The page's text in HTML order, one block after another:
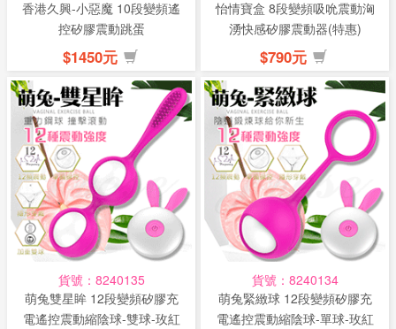
香港久興-小惡魔 10段變頻遙
控矽膠震動跳蛋
$1450元
怡情寶盒 8段變頻吸吮震動洶
湧快感矽膠震動器(特惠)
$790元
貨號：8240135
萌兔雙星眸 12段變頻矽膠充
電遙控震動縮陰球-雙球-玫紅
貨號：8240134
萌兔緊緻球 12段變頻矽膠充
電遙控震動縮陰球-單球-玫紅